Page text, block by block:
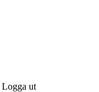
Logga ut